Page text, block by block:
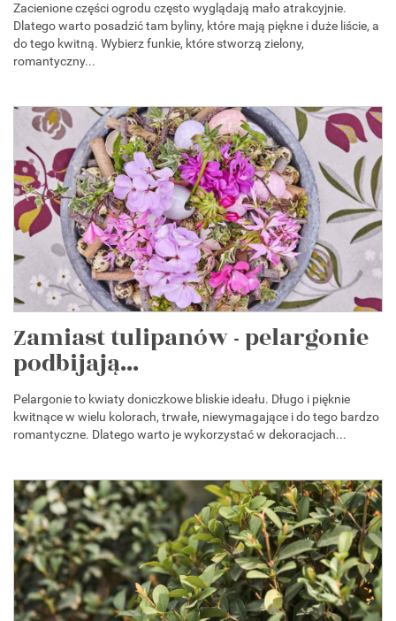
Zacienione części ogrodu często wyglądają mało atrakcyjnie.
Dlatego warto posadzić tam byliny, które mają piękne i duże liście, a
do tego kwitną. Wybierz funkie, które stworzą zielony,
romantyczny...
Zamiast tulipanów - pelargonie
podbijają...
Pelargonie to kwiaty doniczkowe bliskie ideału. Długo i pięknie
kwitnące w wielu kolorach, trwałe, niewymagające i do tego bardzo
romantyczne. Dlatego warto je wykorzystać w dekoracjach...